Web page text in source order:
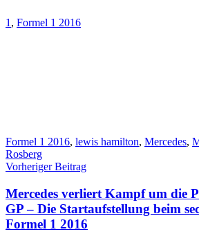
1 , Formel 1 2016
Formel 1 2016, lewis hamilton, Mercedes,
Rosberg
Beitragsnavigation
Vorheriger Beitrag
Mercedes verliert Kampf um die
GP – Die Startaufstellung beim
Formel 1 2016